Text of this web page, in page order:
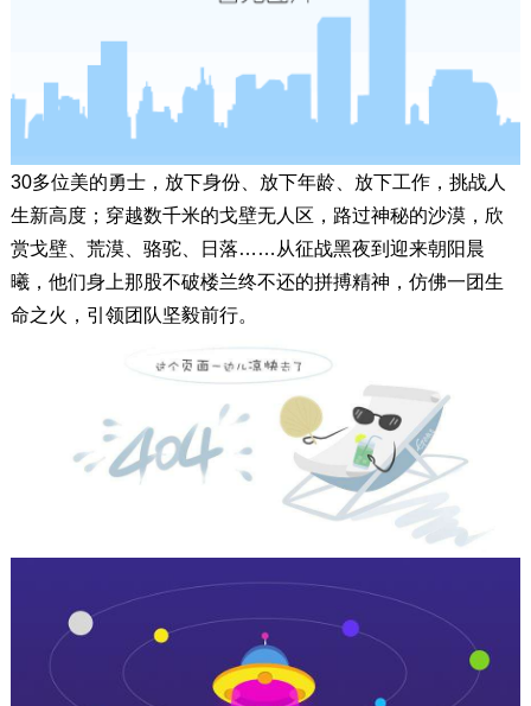
30多位美的勇士，放下身份、放下年龄、放下工作，挑战人
生新高度；穿越数千米的戈壁无人区，路过神秘的沙漠，欣
赏戈壁、荒漠、骆驼、日落……从征战黑夜到迎来朝阳晨
曦，他们身上那股不破楼兰终不还的拼搏精神，仿佛一团生
命之火，引领团队坚毅前行。